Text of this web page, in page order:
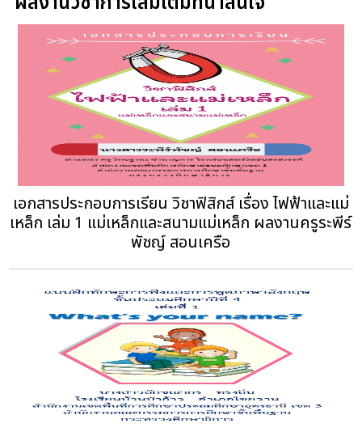
เอกสารประกอบการเรียน วิชาฟิสิกส์ เรื่อง ไฟฟ้าและแม่
เหล็ก เล่ม 1 แม่เหล็กและสนามแม่เหล็ก ผลงานครูระพีร์
พัชญ์ สอนเครือ